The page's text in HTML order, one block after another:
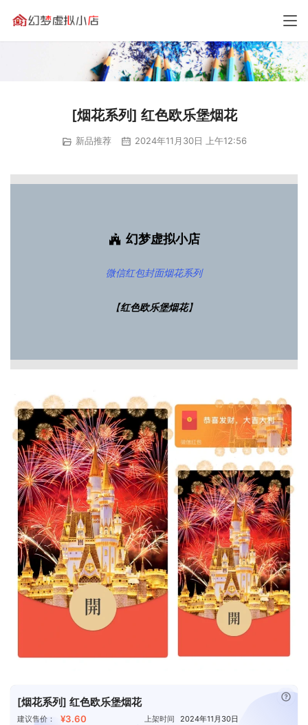
[烟花系列] 红色欧乐堡烟花
新品推荐 2024年11月30日 上午12:56
幻梦虚拟小店
微信红包封面烟花系列
【红色欧乐堡烟花】
[烟花系列] 红色欧乐堡烟花
建议售价： ¥3.60 上架时间 2024年11月30日
已